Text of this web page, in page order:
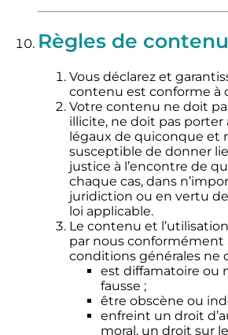
Règles de
Vous déclarez et
contenu est conforme à
Votre contenu ne doit
illicite, ne doit pas
légaux de quiconque et
susceptible de donner
justice à l’encontre de
chaque cas, dans
juridiction ou en vertu
loi applicable.
Le contenu et
par nous conformément
conditions générales ne
est diffamatoire ou
fausse ;
être obscène ou
enfreint un droit
moral, un droit sur